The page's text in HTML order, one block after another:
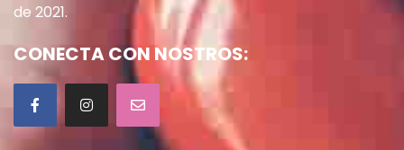
de 2021.
CONECTA CON NOSTROS: